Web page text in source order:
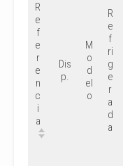
R
e
f
e
r
e
n
c
i
a
Dis
p.
M
o
d
el
o
R
e
f
ri
g
e
r
a
d
a